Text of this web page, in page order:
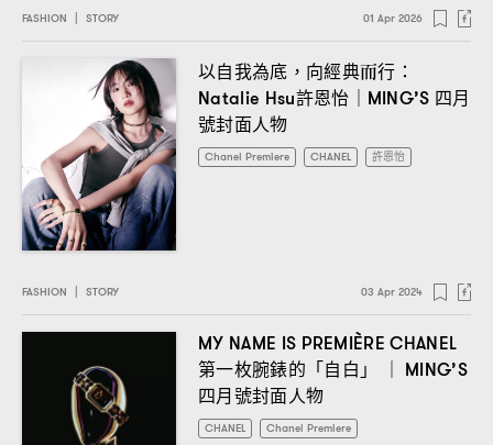
FASHION STORY 01 Apr 2026
以自我為底 ， 向經典而行 ：
Natalie Hsu許恩怡 ｜MING’S 四月
號封面人物
Chanel Premiere CHANEL 許恩怡
FASHION STORY 03 Apr 2024
MY NAME IS PREMIÈRE CHANEL
第一枚腕錶的「自白」 ｜ MING’S
四月號封面人物
CHANEL Chanel Premiere